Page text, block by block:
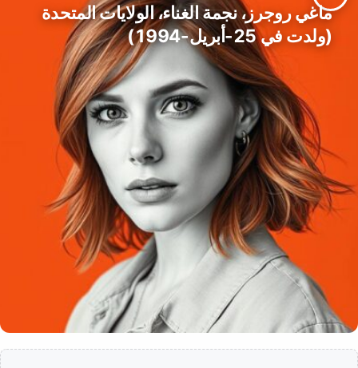
ماغي روجرز، نجمة الغناء، الولايات المتحدة
(ولدت في 25-أبريل-1994)